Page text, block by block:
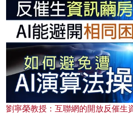
劉寧榮教授：互聯網的開放反催生